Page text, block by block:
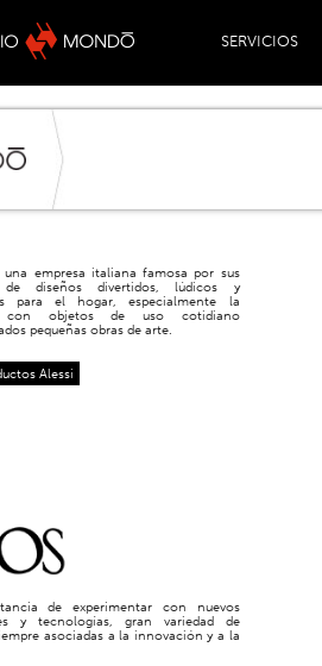
SERVICIOS
una empresa italiana famosa por sus
de diseños divertidos, lúdicos y
para el hogar, especialmente la
con objetos de uso cotidiano
pequeñas obras de arte.
Alessi
de experimentar con nuevos
y tecnologías, gran variedad de
asociadas a la innovación y a la